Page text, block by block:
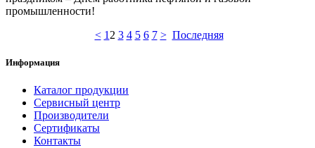
промышленности!
< 1 2 3 4 5 6 7 > Последняя
Информация
Каталог продукции
Сервисный центр
Производители
Сертификаты
Контакты